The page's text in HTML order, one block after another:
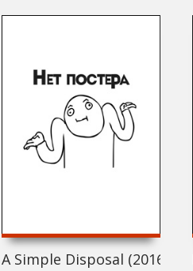
A Simple Disposal (2016)